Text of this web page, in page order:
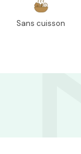
Sans cuisson